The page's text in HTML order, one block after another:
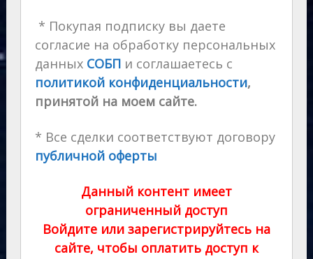
* Покупая подписку вы даете
согласие на обработку персональных
данных СОБП и соглашаетесь с
политикой конфиденциальности,
принятой на моем сайте.
* Все сделки соответствуют договору
публичной оферты
Данный контент имеет
ограниченный доступ
Войдите или зарегистрируйтесь на
сайте, чтобы оплатить доступ к